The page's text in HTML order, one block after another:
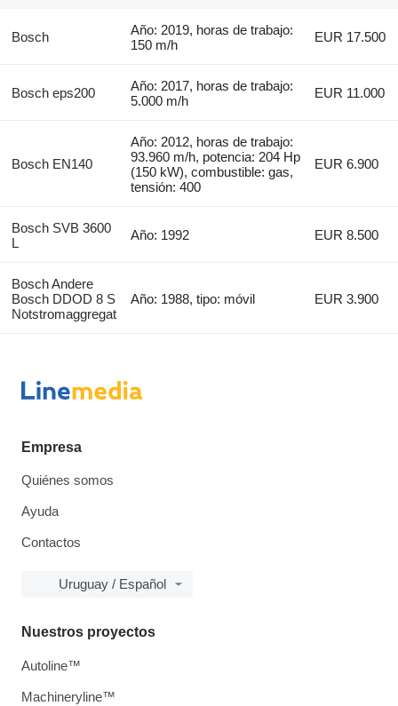
Bosch
Año: 2019, horas de trabajo:
150 m/h
EUR 17.500
Bosch eps200
Año: 2017, horas de trabajo:
5.000 m/h
EUR 11.000
Bosch EN140
Año: 2012, horas de trabajo:
93.960 m/h, potencia: 204 Hp
(150 kW), combustible: gas,
tensión: 400
EUR 6.900
Bosch SVB 3600
L
Año: 1992 EUR 8.500
Bosch Andere
Bosch DDOD 8 S
Notstromaggregat
Año: 1988, tipo: móvil EUR 3.900
Empresa
Quiénes somos
Ayuda
Contactos
Uruguay / Español
Nuestros proyectos
Autoline™
Machineryline™